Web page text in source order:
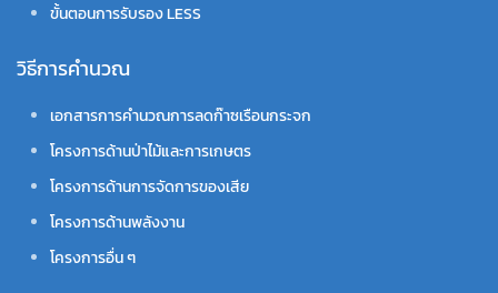
ขั้นตอนการรับรอง LESS
วิธีการคำนวณ
เอกสารการคำนวณการลดก๊าซเรือนกระจก
โครงการด้านป่าไม้และการเกษตร
โครงการด้านการจัดการของเสีย
โครงการด้านพลังงาน
โครงการอื่น ๆ